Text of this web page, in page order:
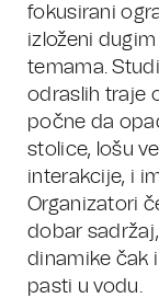
fokusirani
izloženi
temama.
odraslih traje
počne da
stolice, lošu
interakcije, i
Organizatori
dobar
dinamike čak
pasti u vodu.